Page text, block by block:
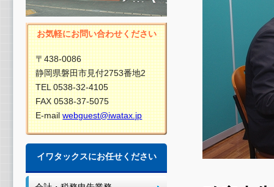
お気軽にお問い合わせください
〒438-0086
静岡県磐田市見付2753番地2
TEL 0538-32-4105
FAX 0538-37-5075
E-mailwebguest@iwatax.jp
イワタックスにお任せください